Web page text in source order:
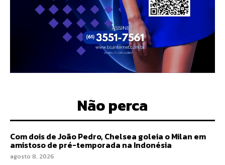
Não perca
Com dois de João Pedro, Chelsea goleia o Milan em
amistoso de pré-temporada na Indonésia
agosto 8, 2026